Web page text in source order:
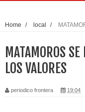
Home / local /
MATAMOROS
LOS VALORES
periodico frontera 19:04